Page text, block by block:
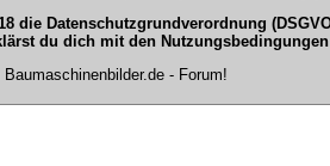
die Datenschutzgrundverordnung
du dich mit den
- Forum!